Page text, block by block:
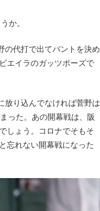
か。
代打で出てバントを決め
エイラのガッツポーズで
り込んでなければ菅野は
った。あの開幕戦は、阪
しょう。コロナでそもそ
忘れない開幕戦になった